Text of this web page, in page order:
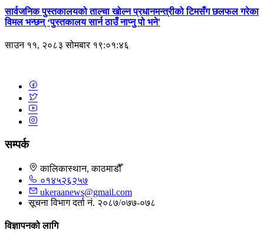
सार्वजनिक पुस्तकालयको ताल्चा खोल्न प्रधानमन्त्रीको टिमसँग छलफल गरेका
विमल भन्छन् ‘पुस्तकालय सार्न ठाउँ नाप्नु पो भने'
साउन ११, २०८३ सोमबार १९:०१:४६
सम्पर्क
कालिकास्थान, काठमाडौँ
०१४५२६२५७
ukeraanews@gmail.com
सूचना विभाग दर्ता नं. २०८७/०७७-०७८
विज्ञापनको लागि